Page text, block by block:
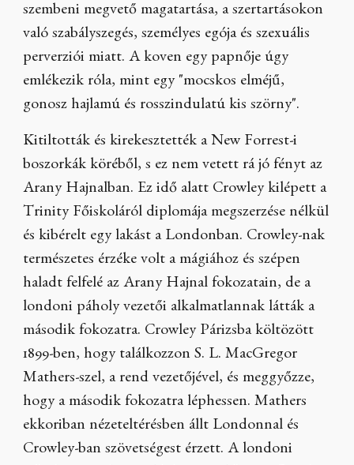
szembeni megvető magatartása, a szertartásokon
való szabályszegés, személyes egója és szexuális
perverziói miatt. A koven egy papnője úgy
emlékezik róla, mint egy "mocskos elméjű,
gonosz hajlamú és rosszindulatú kis szörny".
Kitiltották és kirekesztették a New Forrest-i
boszorkák köréből, s ez nem vetett rá jó fényt az
Arany Hajnalban. Ez idő alatt Crowley kilépett a
Trinity Főiskoláról diplomája megszerzése nélkül
és kibérelt egy lakást a Londonban. Crowley-nak
természetes érzéke volt a mágiához és szépen
haladt felfelé az Arany Hajnal fokozatain, de a
londoni páholy vezetői alkalmatlannak látták a
második fokozatra. Crowley Párizsba költözött
1899-ben, hogy találkozzon S. L. MacGregor
Mathers-szel, a rend vezetőjével, és meggyőzze,
hogy a második fokozatra léphessen. Mathers
ekkoriban nézeteltérésben állt Londonnal és
Crowley-ban szövetségest érzett. A londoni